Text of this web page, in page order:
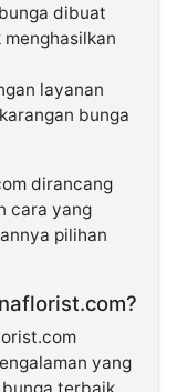
dibuat
layanan
bunga
dirancang
cara yang
pilihan
yang